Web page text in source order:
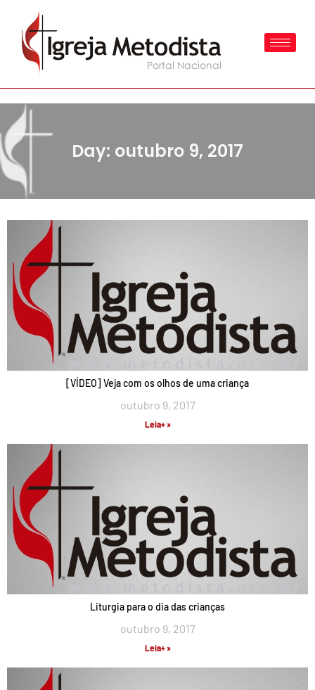
Day: outubro 9, 2017
[VÍDEO] Veja com os olhos de uma criança
outubro 9, 2017
Leia+ »
Liturgia para o dia das crianças
outubro 9, 2017
Leia+ »